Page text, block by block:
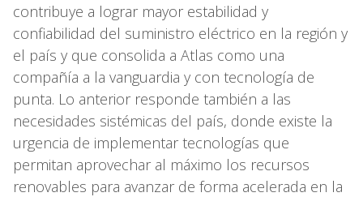
contribuye a lograr mayor estabilidad y
confiabilidad del suministro eléctrico en la región y
el país y que consolida a Atlas como una
compañía a la vanguardia y con tecnología de
punta. Lo anterior responde también a las
necesidades sistémicas del país, donde existe la
urgencia de implementar tecnologías que
permitan aprovechar al máximo los recursos
renovables para avanzar de forma acelerada en la